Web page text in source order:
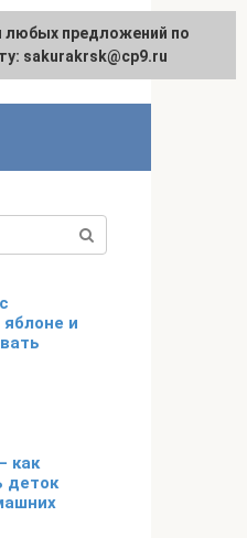
English
и
как
деток
любых предложений по
sakurakrsk@cp9.ru